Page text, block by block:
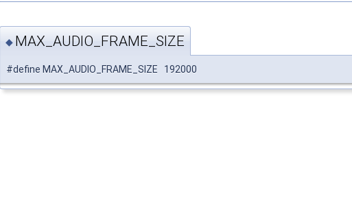
◆ MAX_AUDIO_FRAME_SIZE
#define MAX_AUDIO_FRAME_SIZE 192000